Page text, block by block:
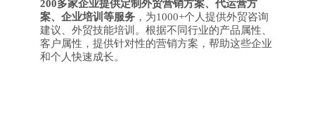
200多家企业提供定制外贸营销方案、代运营方
案、企业培训等服务，为1000+个人提供外贸咨询
建议、外贸技能培训。根据不同行业的产品属性、
客户属性，提供针对性的营销方案，帮助这些企业
和个人快速成长。